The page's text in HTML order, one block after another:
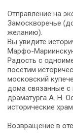
Отправление на
Замоскворечье
желанию).
Вы увидите
Марфо-
Радость с
посетим
московский
дома связанные
драматурга А. Н.
исторические
Возвращение в